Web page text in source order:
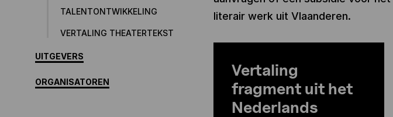
TALENTONTWIKKELING
VERTALING THEATERTEKST
UITGEVERS
ORGANISATOREN
literair werk uit Vlaanderen.
Vertaling
fragment uit het
Nederlands